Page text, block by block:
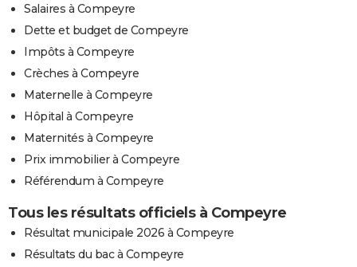
Salaires à Compeyre
Dette et budget de Compeyre
Impôts à Compeyre
Crèches à Compeyre
Maternelle à Compeyre
Hôpital à Compeyre
Maternités à Compeyre
Prix immobilier à Compeyre
Référendum à Compeyre
Tous les résultats officiels à Compeyre
Résultat municipale 2026 à Compeyre
Résultats du bac à Compeyre